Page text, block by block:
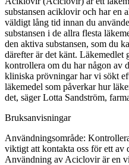
substansen aciklovir och har en
väldigt lång tid innan du
substansen i de allra flesta
den aktiva substansen, som du
därefter är det känt. Läkemedlet
kontrollera om du har någon av
kliniska prövningar har vi sökt
läkemedel som påverkar hur
det, säger Lotta Sandström,
Bruksanvisningar
Användningsområde:
viktigt att kontakta oss för ett av
Användning av Aciclovir är en